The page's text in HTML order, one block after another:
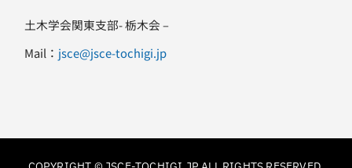
土木学会関東支部- 栃木会 –
Mail： jsce@jsce-tochigi.jp